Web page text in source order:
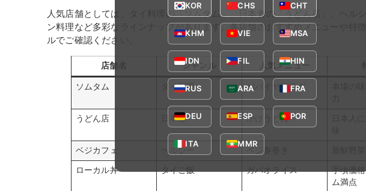
人気店舗としては、タイ料理の「ソムタム」、日本食の「うどん店」、ヘル
ン料理など多彩なラインナップがあります。各店舗のおすすめメニューや特
ルでご確認ください。
店舗名 ジャンル 人気メニュー
ソムタム タイ料理 パパイヤサラダ
本場の
うどん店 日本食 かけうどん
日本人
ベジカフェ ヘルシー ベジ春巻き 新鮮野
ローカル丼 タイご飯 ガパオライス
手頃価
ム満点
KOR CHS CHT
KHM VIE MSA
IDN FIL HIN
RUS ARA FRA
DEU ESP POR
ITA MMR